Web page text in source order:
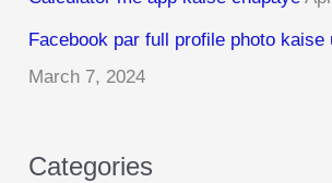
r
:
Facebook par full profile photo kaise
March 7, 2024
Categories